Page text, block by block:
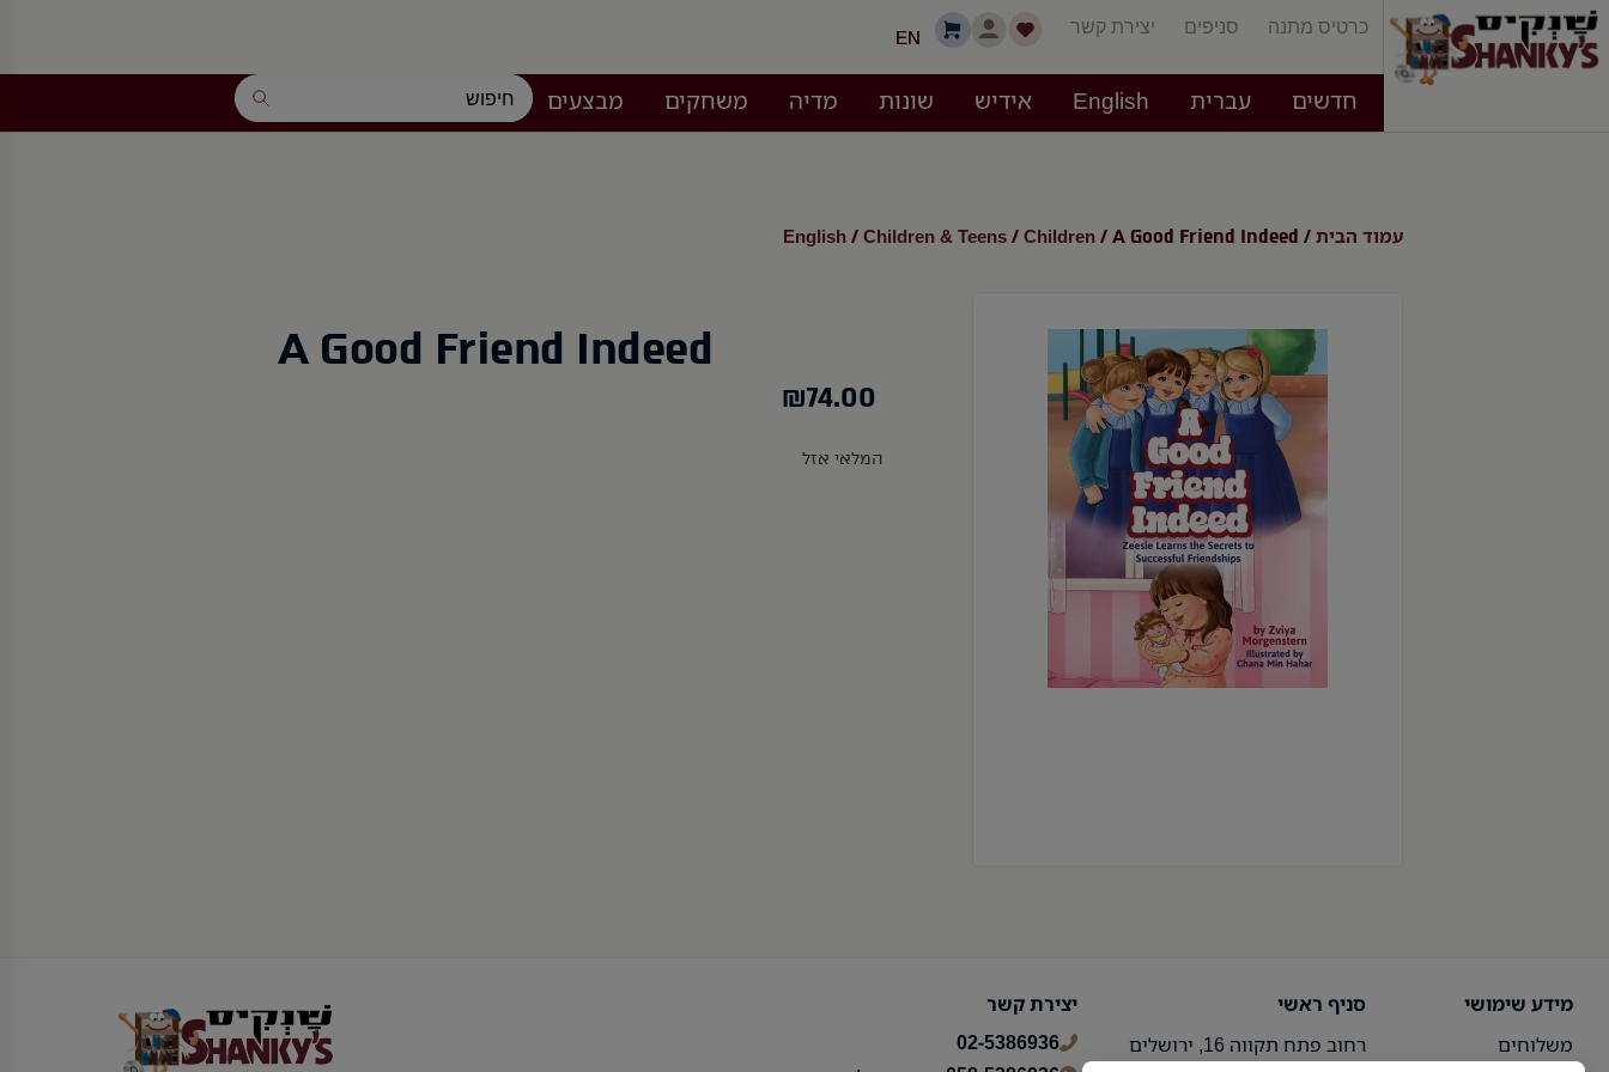
כרטיס מתנה סניפים יצירת קשר EN
חדשים עברית English אידיש שונות מדיה משחקים מבצעים
עמוד הבית /
English / Children & Teens / Children / A Good Friend Indeed
A Good Friend Indeed
₪74.00
המלאי אזל
מידע שימושי
משלוחים
סניף ראשי
רחוב פתח תקווה 16, ירושלים
יצירת קשר
02-5386936